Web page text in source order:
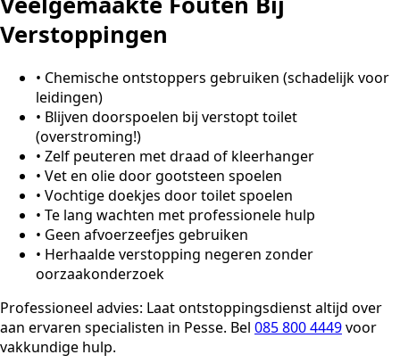
Verstoppingen
• Chemische ontstoppers gebruiken (schadelijk voor
leidingen)
• Blijven doorspoelen bij verstopt toilet
(overstroming!)
• Zelf peuteren met draad of kleerhanger
• Vet en olie door gootsteen spoelen
• Vochtige doekjes door toilet spoelen
• Te lang wachten met professionele hulp
• Geen afvoerzeefjes gebruiken
• Herhaalde verstopping negeren zonder
oorzaakonderzoek
Professioneel advies: Laat ontstoppingsdienst altijd over
aan ervaren specialisten in Pesse. Bel 085 800 4449voor
vakkundige hulp.